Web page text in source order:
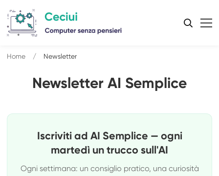
Newsletter AI Semplice
Home Newsletter
Iscriviti ad AI Semplice — ogni
martedì un trucco sull'AI
Ogni settimana: un consiglio pratico, una curiosità